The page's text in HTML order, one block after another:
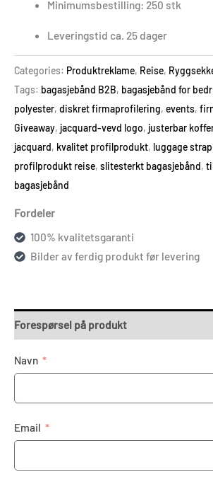
Minimumsbestilling: 250 stk
Leveringstid ca. 25 dager
Categories: Produktreklame, Reise,
Tags: bagasjebånd B2B, bagasjebånd for
polyester, diskret firmaprofilering, events,
Giveaway, jacquard-vevd logo, justerbar
jacquard, kvalitet profilprodukt, luggage
profilprodukt reise, slitesterkt bagasjebånd,
bagasjebånd
Fordeler
100% kvalitetsgaranti
Bilder av ferdig produkt før levering
Forespørsel på produkt
Navn
Email